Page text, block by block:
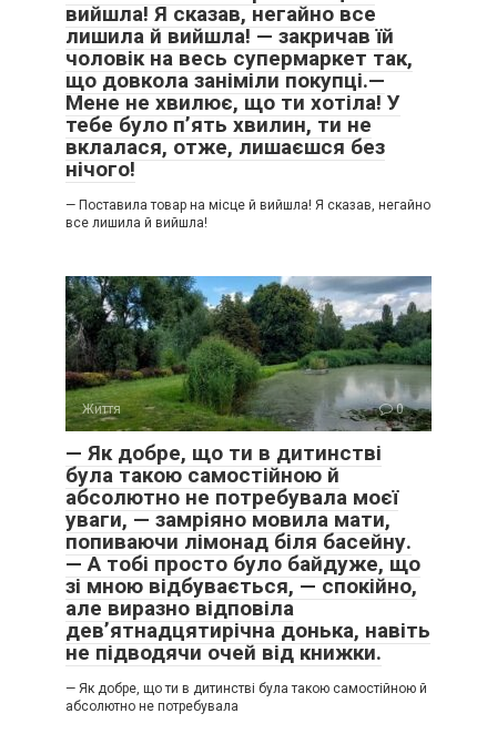
вийшла! Я сказав, негайно все
лишила й вийшла! — закричав їй
чоловік на весь супермаркет так,
що довкола заніміли покупці.—
Мене не хвилює, що ти хотіла! У
тебе було п’ять хвилин, ти не
вклалася, отже, лишаєшся без
нічого!
— Поставила товар на місце й вийшла! Я сказав, негайно
все лишила й вийшла!
Життя 0
— Як добре, що ти в дитинстві
була такою самостійною й
абсолютно не потребувала моєї
уваги, — замріяно мовила мати,
попиваючи лімонад біля басейну.
— А тобі просто було байдуже, що
зі мною відбувається, — спокійно,
але виразно відповіла
дев’ятнадцятирічна донька, навіть
не підводячи очей від книжки.
— Як добре, що ти в дитинстві була такою самостійною й
абсолютно не потребувала